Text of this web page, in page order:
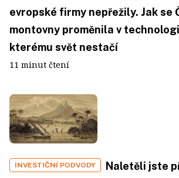
evropské firmy nepřežily. Jak se
montovny proměnila v
kterému svět nestačí
11 minut čtení
INVESTIČNÍ PODVODY
Naletěli jste